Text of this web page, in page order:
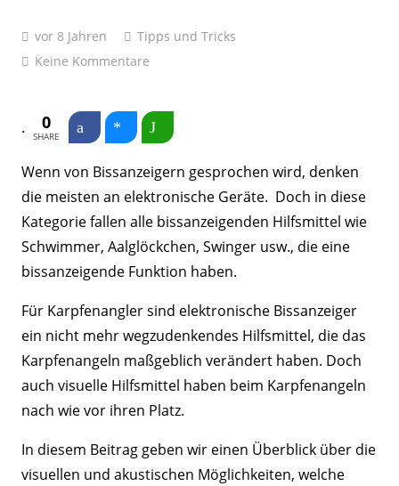
vor 8 Jahren
Tipps und Tricks
Keine Kommentare
0
SHARE
Wenn von Bissanzeigern gesprochen wird, denken
die meisten an elektronische Geräte. Doch in diese
Kategorie fallen alle bissanzeigenden Hilfsmittel wie
Schwimmer, Aalglöckchen, Swinger usw., die eine
bissanzeigende Funktion haben.
Für Karpfenangler sind elektronische Bissanzeiger
ein nicht mehr wegzudenkendes Hilfsmittel, die das
Karpfenangeln maßgeblich verändert haben. Doch
auch visuelle Hilfsmittel haben beim Karpfenangeln
nach wie vor ihren Platz.
In diesem Beitrag geben wir einen Überblick über die
visuellen und akustischen Möglichkeiten, welche